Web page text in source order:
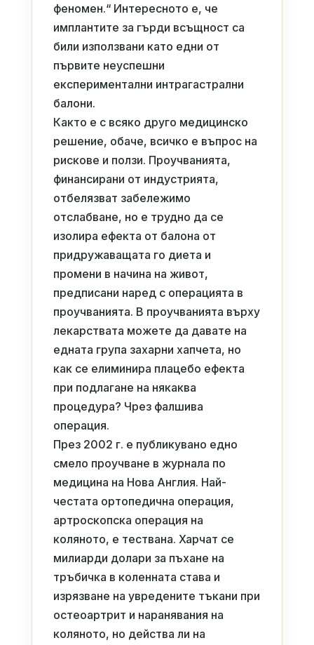
феномен.“ Интересното е, че
имплантите за гърди всъщност са
били използвани като едни от
първите неуспешни
експериментални интрагастрални
балони.
Както е с всяко друго медицинско
решение, обаче, всичко е въпрос на
рискове и ползи. Проучванията,
финансирани от индустрията,
отбелязват забележимо
отслабване, но е трудно да се
изолира ефекта от балона от
придружаващата го диета и
промени в начина на живот,
предписани наред с операцията в
проучванията. В проучванията върху
лекарствата можете да давате на
едната група захарни хапчета, но
как се елиминира плацебо ефекта
при подлагане на някаква
процедура? Чрез фалшива
операция.
През 2002 г. е публикувано едно
смело проучване в журнала по
медицина на Нова Англия. Най-
честата ортопедична операция,
артроскопска операция на
коляното, е тествана. Харчат се
милиарди долари за пъхане на
тръбичка в коленната става и
изрязване на увредените тъкани при
остеоартрит и наранявания на
коляното, но действа ли на